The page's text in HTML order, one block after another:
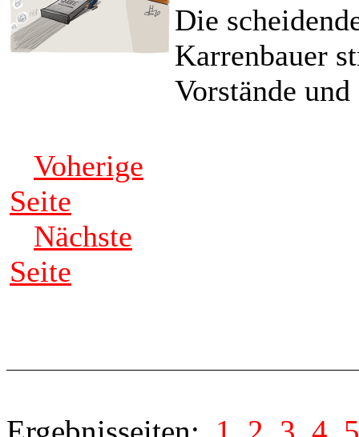
Die
Karrenbauer
Vorstände
Voherige
Seite
Nächste
Seite